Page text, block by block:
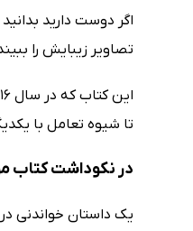
اگر دوست دارید
تصاویر زیبایش را
تا شیوه تعامل با
در نکوداشت کتاب
یک داستان خواندنی